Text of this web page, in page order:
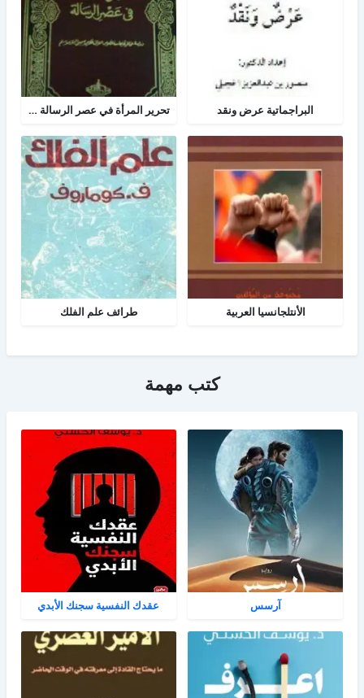
البراجماتية عرض ونقد تحرير المرأة في عصر الرسالة جــ 2
الأنتلجانسيا العربية طرائف علم الفلك
كتب مهمة
آرسس عقدك النفسية سجنك الأبدي